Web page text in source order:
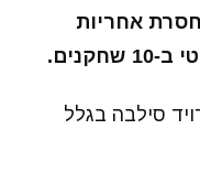
אחריות
דויד סילבה בגלל